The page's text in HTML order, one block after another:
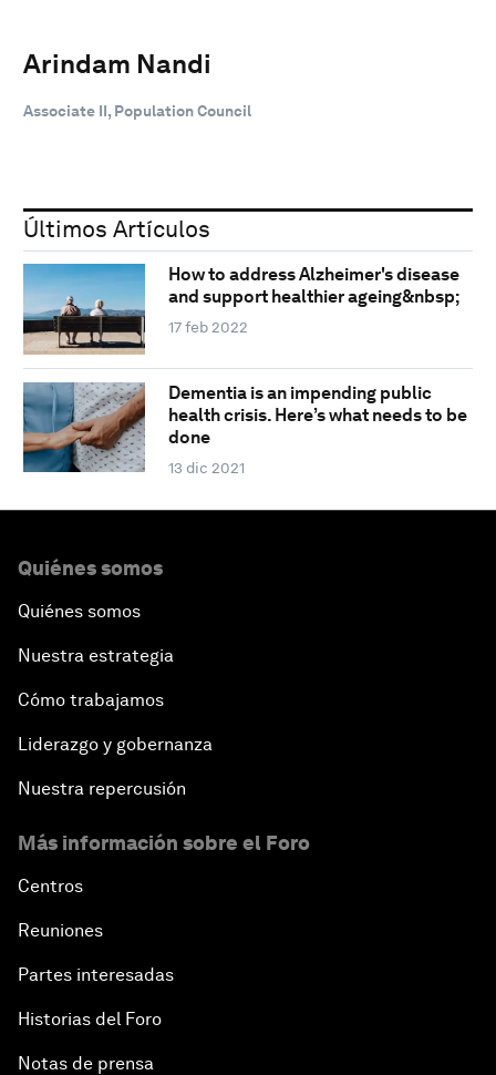
Arindam Nandi
Associate II, Population Council
Últimos Artículos
How to address Alzheimer's disease
and support healthier ageing&nbsp;
17 feb 2022
Dementia is an impending public
health crisis. Here’s what needs to be
done
13 dic 2021
Quiénes somos
Quiénes somos
Nuestra estrategia
Cómo trabajamos
Liderazgo y gobernanza
Nuestra repercusión
Más información sobre el Foro
Centros
Reuniones
Partes interesadas
Historias del Foro
Notas de prensa